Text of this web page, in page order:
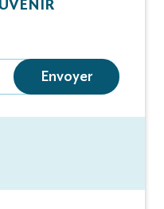
Envoyer